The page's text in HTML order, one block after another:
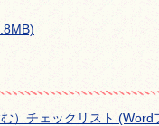
）チェックリスト (Word